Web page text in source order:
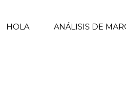
HOLA ANÁLISIS DE